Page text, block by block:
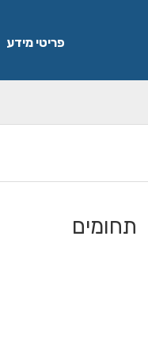
פריטי מידע
תחומים